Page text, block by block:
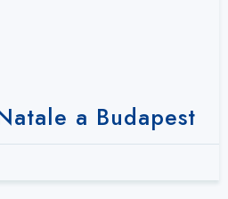
a Budapest